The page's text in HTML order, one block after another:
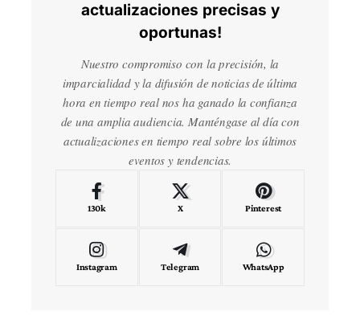
actualizaciones precisas y
oportunas!
Nuestro compromiso con la precisión, la
imparcialidad y la difusión de noticias de última
hora en tiempo real nos ha ganado la confianza
de una amplia audiencia. Manténgase al día con
actualizaciones en tiempo real sobre los últimos
eventos y tendencias.
130k X Pinterest
Instagram Telegram WhatsApp